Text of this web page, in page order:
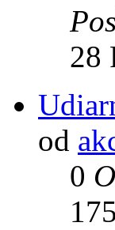
28
od
0